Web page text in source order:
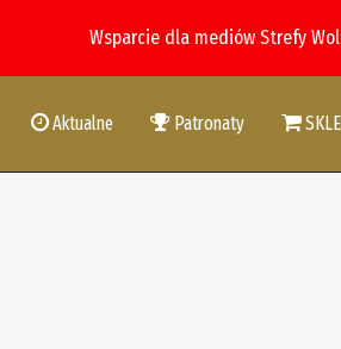
Wsparcie dla mediów Strefy
Aktualne Patronaty